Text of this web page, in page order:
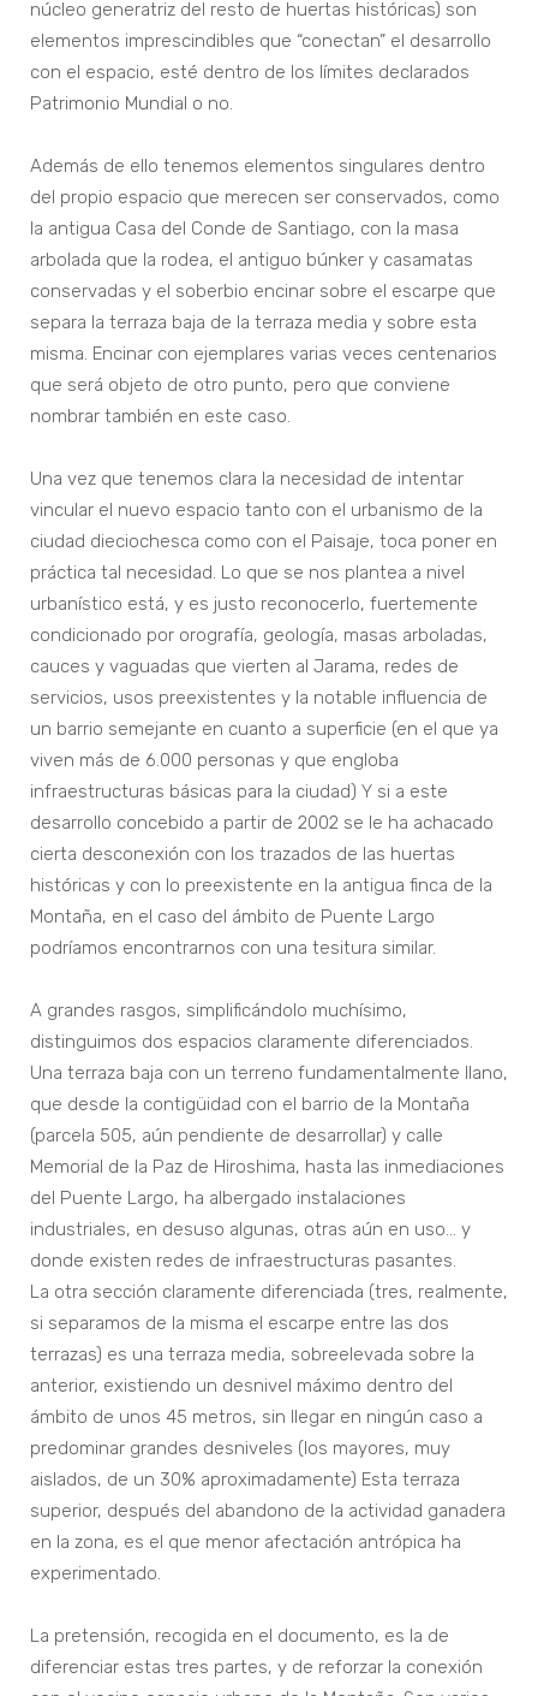
núcleo generatriz del resto de huertas históricas) son
elementos imprescindibles que “conectan” el desarrollo
con el espacio, esté dentro de los límites declarados
Patrimonio Mundial o no.
Además de ello tenemos elementos singulares dentro
del propio espacio que merecen ser conservados, como
la antigua Casa del Conde de Santiago, con la masa
arbolada que la rodea, el antiguo búnker y casamatas
conservadas y el soberbio encinar sobre el escarpe que
separa la terraza baja de la terraza media y sobre esta
misma. Encinar con ejemplares varias veces centenarios
que será objeto de otro punto, pero que conviene
nombrar también en este caso.
Una vez que tenemos clara la necesidad de intentar
vincular el nuevo espacio tanto con el urbanismo de la
ciudad dieciochesca como con el Paisaje, toca poner en
práctica tal necesidad. Lo que se nos plantea a nivel
urbanístico está, y es justo reconocerlo, fuertemente
condicionado por orografía, geología, masas arboladas,
cauces y vaguadas que vierten al Jarama, redes de
servicios, usos preexistentes y la notable influencia de
un barrio semejante en cuanto a superficie (en el que ya
viven más de 6.000 personas y que engloba
infraestructuras básicas para la ciudad) Y si a este
desarrollo concebido a partir de 2002 se le ha achacado
cierta desconexión con los trazados de las huertas
históricas y con lo preexistente en la antigua finca de la
Montaña, en el caso del ámbito de Puente Largo
podríamos encontrarnos con una tesitura similar.
A grandes rasgos, simplificándolo muchísimo,
distinguimos dos espacios claramente diferenciados.
Una terraza baja con un terreno fundamentalmente llano,
que desde la contigüidad con el barrio de la Montaña
(parcela 505, aún pendiente de desarrollar) y calle
Memorial de la Paz de Hiroshima, hasta las inmediaciones
del Puente Largo, ha albergado instalaciones
industriales, en desuso algunas, otras aún en uso… y
donde existen redes de infraestructuras pasantes.
La otra sección claramente diferenciada (tres, realmente,
si separamos de la misma el escarpe entre las dos
terrazas) es una terraza media, sobreelevada sobre la
anterior, existiendo un desnivel máximo dentro del
ámbito de unos 45 metros, sin llegar en ningún caso a
predominar grandes desniveles (los mayores, muy
aislados, de un 30% aproximadamente) Esta terraza
superior, después del abandono de la actividad ganadera
en la zona, es el que menor afectación antrópica ha
experimentado.
La pretensión, recogida en el documento, es la de
diferenciar estas tres partes, y de reforzar la conexión